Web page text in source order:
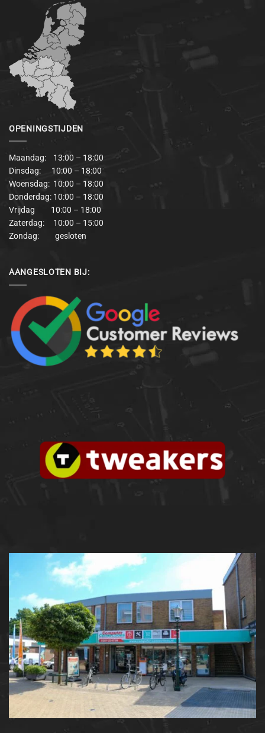
OPENINGSTIJDEN
Maandag: 13:00 – 18:00
Dinsdag: 10:00 – 18:00
Woensdag: 10:00 – 18:00
Donderdag: 10:00 – 18:00
Vrijdag 10:00 – 18:00
Zaterdag: 10:00 – 15:00
Zondag: gesloten
AANGESLOTEN BIJ: